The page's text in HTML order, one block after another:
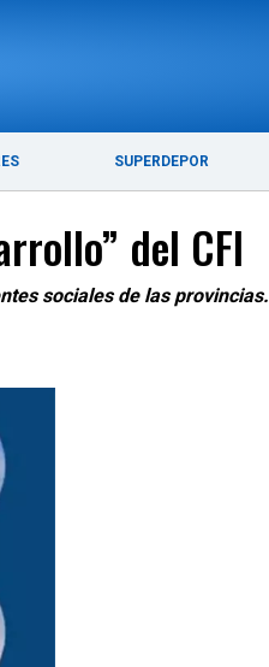
SUPERDEPOR
del CFI
sociales de las provincias.